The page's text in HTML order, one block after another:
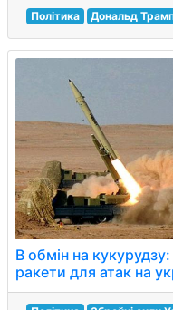
Політика Дональд
В обмін на кукурудзу:
ракети для атак на